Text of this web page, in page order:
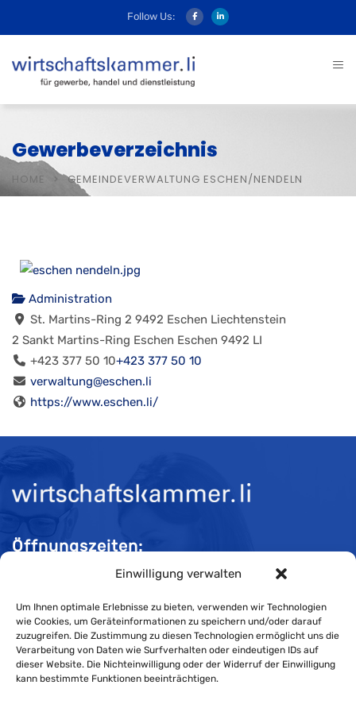
Einwilligung verwalten
Um Ihnen optimale Erlebnisse zu bieten, verwenden wir Technologien
wie Cookies, um Geräteinformationen zu speichern und/oder darauf
zuzugreifen. Die Zustimmung zu diesen Technologien ermöglicht uns die
Verarbeitung von Daten wie Surfverhalten oder eindeutigen IDs auf
dieser Website. Die Nichteinwilligung oder der Widerruf der Einwilligung
kann bestimmte Funktionen beeinträchtigen.
Follow Us:
Gewerbeverzeichnis
HOME GEMEINDEVERWALTUNG ESCHEN/NENDELN
Administration
St. Martins-Ring 2 9492 Eschen Liechtenstein
2 Sankt Martins-Ring Eschen Eschen 9492 LI
+423 377 50 10+423 377 50 10
verwaltung@eschen.li
https://www.eschen.li/
Öffnungszeiten:
Mo-Do 08:00 bis 11:30 und 13:30 bis 16:30 Uhr
Fr 08:00 bis 11:30 und 13:30 bis 16:00 Uhr
Impressum
Cookie-Richtlinie